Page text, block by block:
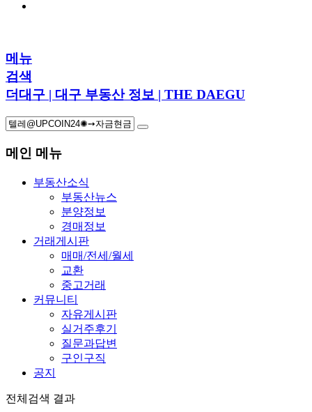
메뉴
검색
더대구 | 대구 부동산 정보 | THE DAEGU
메인 메뉴
부동산소식
부동산뉴스
분양정보
경매정보
거래게시판
매매/전세/월세
교환
중고거래
커뮤니티
자유게시판
실거주후기
질문과답변
구인구직
공지
전체검색 결과